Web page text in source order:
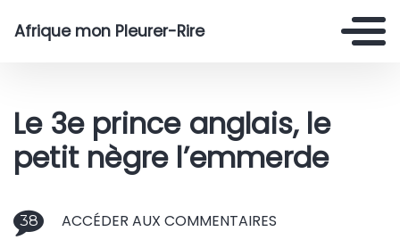
Afrique mon Pleurer-Rire
Le 3e prince anglais, le
petit nègre l’emmerde
38 ACCÉDER AUX COMMENTAIRES